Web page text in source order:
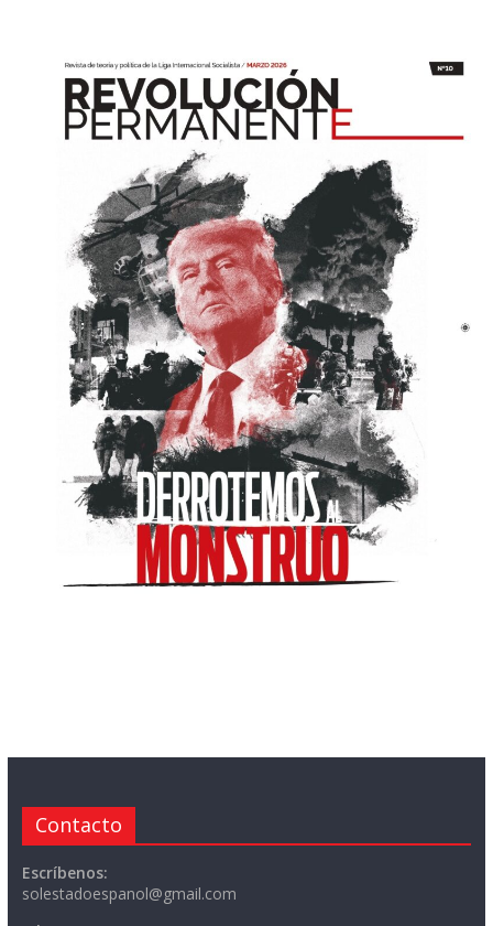
Contacto
Escríbenos:
solestadoespanol@gmail.com